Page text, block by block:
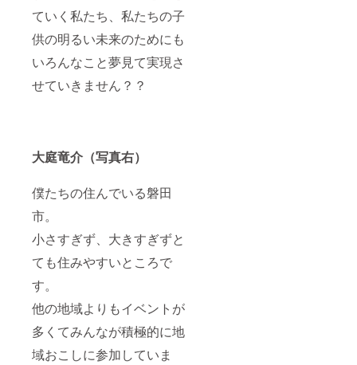
ていく私たち、私たちの子
供の明るい未来のためにも
いろんなこと夢見て実現さ
せていきません？？
大庭竜介（写真右）
僕たちの住んでいる磐田
市。
小さすぎず、大きすぎずと
ても住みやすいところで
す。
他の地域よりもイベントが
多くてみんなが積極的に地
域おこしに参加していま